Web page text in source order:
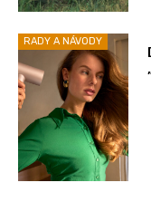
RADY A NÁVODY